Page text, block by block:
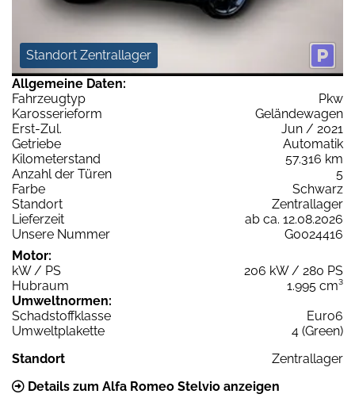
Standort Zentrallager
Allgemeine Daten:
Fahrzeugtyp
Pkw
Karosserieform
Geländewagen
Erst-Zul.
Jun / 2021
Getriebe
Automatik
Kilometerstand
57.316 km
Anzahl der Türen
5
Farbe
Schwarz
Standort
Zentrallager
Lieferzeit
ab ca. 12.08.2026
Unsere Nummer
G0024416
Motor:
kW / PS
206 kW / 280 PS
Hubraum
1.995 cm³
Umweltnormen:
Schadstoffklasse
Euro6
Umweltplakette
4 (Green)
Standort
Zentrallager
Details zum Alfa Romeo Stelvio anzeigen